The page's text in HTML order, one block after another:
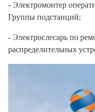
- Электромонтер
Группы подстанций;
- Электрослесарь по
распределительных